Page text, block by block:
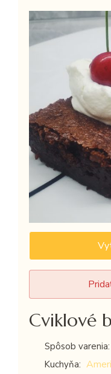
Cviklové
Spôsob varenia:
Kuchyňa: